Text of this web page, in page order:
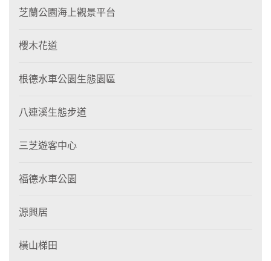
芝蘭公園海上觀景平台
櫻木花道
根德水車公園生態園區
八連溪生態步道
三芝遊客中心
福德水車公園
源興居
橫山梯田